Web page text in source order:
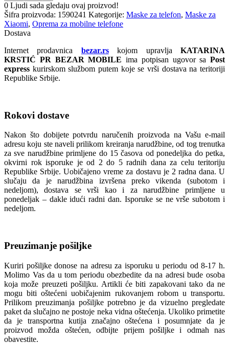
0 Ljudi sada gledaju ovaj proizvod!
Šifra proizvoda: 1590241 Kategorije: Maske za telefon, Maske za
Xiaomi, Oprema za mobilne telefone
Dostava
Internet prodavnica bezar.rskojom upravljaKATARINA
KRSTIĆ PR BEZAR MOBILE ima potpisan ugovor sa Post
express kurirskom službom putem koje se vrši dostava na teritoriji
Republike Srbije.
Rokovi dostave
Nakon što dobijete potvrdu naručenih proizvoda na Vašu e-mail
adresu koju ste naveli prilikom kreiranja narudžbine, od tog trenutka
za sve narudžbine primljene do 15 časova od ponedeljka do petka,
okvirni rok isporuke je od 2 do 5 radnih dana za celu teritoriju
Republike Srbije. Uobičajeno vreme za dostavu je 2 radna dana. U
slučaju da je narudžbina izvršena preko vikenda (subotom i
nedeljom), dostava se vrši kao i za narudžbine primljene u
ponedeljak – dakle idući radni dan. Isporuke se ne vrše subotom i
nedeljom.
Preuzimanje pošiljke
Kuriri pošiljke donose na adresu za isporuku u periodu od 8-17 h.
Molimo Vas da u tom periodu obezbedite da na adresi bude osoba
koja može preuzeti pošiljku. Artikli će biti zapakovani tako da ne
mogu biti oštećeni uobičajenim rukovanjem robom u transportu.
Prilikom preuzimanja pošiljke potrebno je da vizuelno pregledate
paket da slučajno ne postoje neka vidna oštećenja. Ukoliko primetite
da je transportna kutija značajno oštećena i posumnjate da je
proizvod možda oštećen, odbijte prijem pošiljke i odmah nas
obavestite.